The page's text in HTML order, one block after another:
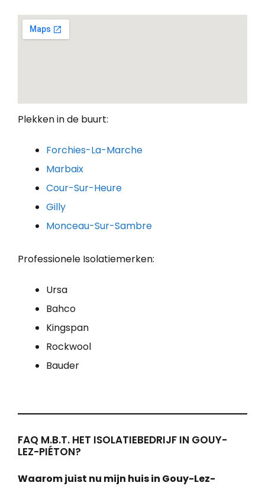
Plekken in de buurt:
Forchies-La-Marche
Marbaix
Cour-Sur-Heure
Gilly
Monceau-Sur-Sambre
Professionele Isolatiemerken:
Ursa
Bahco
Kingspan
Rockwool
Bauder
FAQ M.B.T. HET ISOLATIEBEDRIJF IN GOUY-
LEZ-PIÉTON?
Waarom juist nu mijn huis in Gouy-Lez-